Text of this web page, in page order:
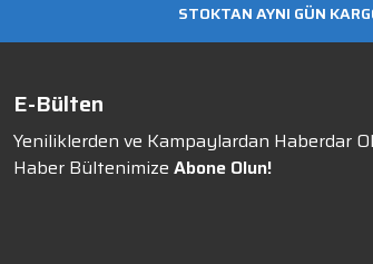
STOKTAN AYNI GÜN
E-Bülten
Yeniliklerden ve Kampaylardan Haberdar
Haber Bültenimize Abone Olun!